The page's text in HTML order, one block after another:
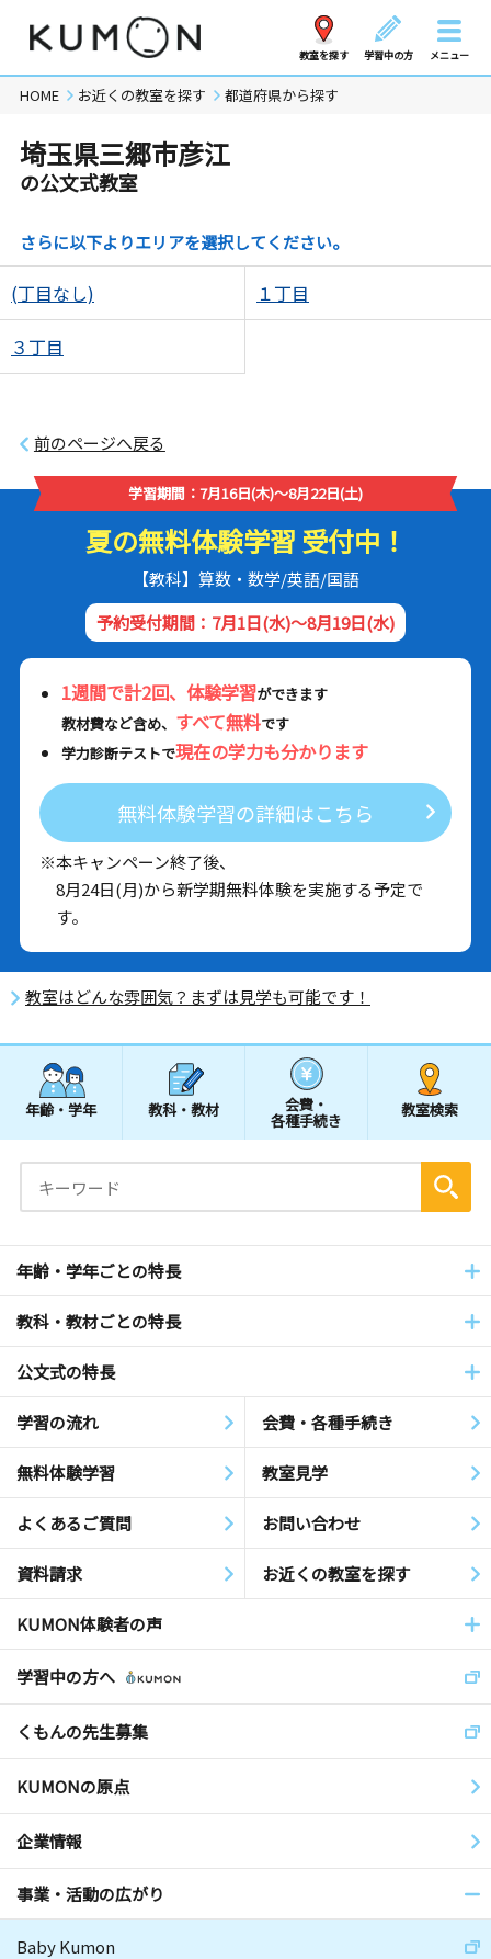
教室を探す 学習中の方 メニュー
HOME お近くの教室を探す 都道府県から探す
埼玉県三郷市彦江
の公文式教室
さらに以下よりエリアを選択してください。
(丁目なし) １丁目
３丁目
前のページへ戻る
学習期間：7月16日(木)～8月22日(土)
夏の無料体験学習 受付中！
【教科】算数・数学/英語/国語
予約受付期間：7月1日(水)～8月19日(水)
1週間で計2回、体験学習ができます
教材費など含め、 すべて無料です
学力診断テストで現在の学力も分かります
無料体験学習の詳細はこちら
※本キャンペーン終了後、
8月24日(月)から新学期無料体験を実施する予定で
す。
教室はどんな雰囲気？まずは見学も可能です！
年齢・学年 教科・教材 会費・
各種手続き
教室検索
年齢・学年ごとの特長
教科・教材ごとの特長
公文式の特長
学習の流れ 会費・各種手続き
無料体験学習 教室見学
よくあるご質問 お問い合わせ
資料請求 お近くの教室を探す
KUMON体験者の声
学習中の方へ
くもんの先生募集
KUMONの原点
企業情報
事業・活動の広がり
Baby Kumon